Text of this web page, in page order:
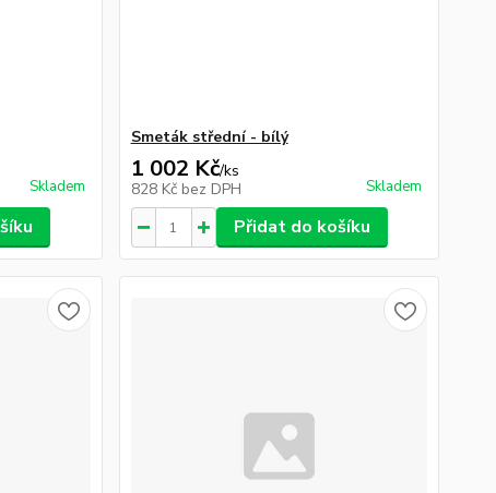
Skladem
Smeták střední - bílý
1 002 Kč/ks
828 Kč bez DPH Skladem
Přidat do košíku